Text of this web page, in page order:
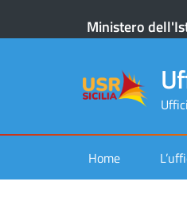
Ministero
Home